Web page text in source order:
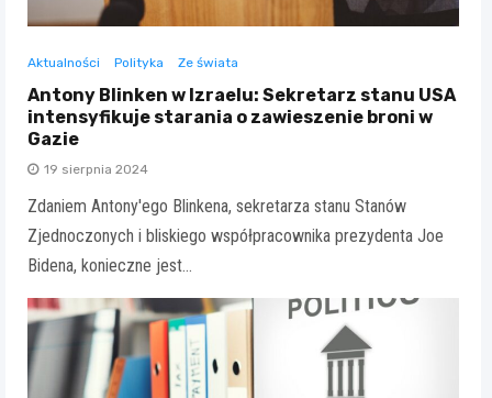
Aktualności Polityka Ze świata
Antony Blinken w Izraelu: Sekretarz stanu USA
intensyfikuje starania o zawieszenie broni w
Gazie
19 sierpnia 2024
Zdaniem Antony'ego Blinkena, sekretarza stanu Stanów
Zjednoczonych i bliskiego współpracownika prezydenta Joe
Bidena, konieczne jest…